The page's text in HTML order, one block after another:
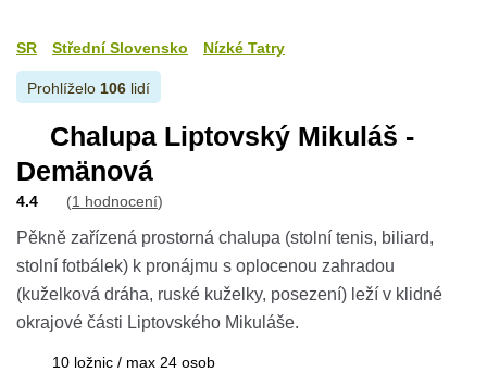
SR Střední Slovensko Nízké Tatry
Prohlíželo 106 lidí
Chalupa Liptovský Mikuláš -
Demänová
4.4 (1 hodnocení)
Pěkně zařízená prostorná chalupa (stolní tenis, biliard,
stolní fotbálek) k pronájmu s oplocenou zahradou
(kuželková dráha, ruské kuželky, posezení) leží v klidné
okrajové části Liptovského Mikuláše.
10 ložnic / max 24 osob